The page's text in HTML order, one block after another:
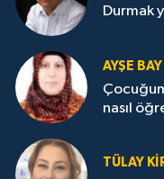
Durmak
AYŞE BAY
nasıl
TÜLAY